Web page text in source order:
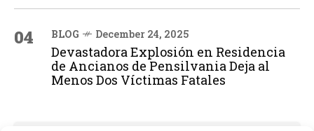
04 BLOG December 24, 2025
Devastadora Explosión en Residencia
de Ancianos de Pensilvania Deja al
Menos Dos Víctimas Fatales